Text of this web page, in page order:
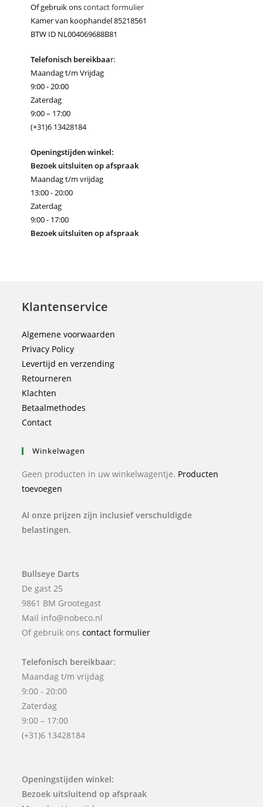
Of gebruik onscontact formulier
Kamer van koophandel 85218561
BTW ID NL004069688B81
Telefonisch bereikbaar:
Maandag t/m Vrijdag
9:00 - 20:00
Zaterdag
9:00 – 17:00
(+31)6 13428184
Openingstijden winkel:
Bezoek uitsluiten op afspraak
Maandag t/m vrijdag
13:00 - 20:00
Zaterdag
9:00 - 17:00
Bezoek uitsluiten op afspraak
Klantenservice
Algemene voorwaarden
Privacy Policy
Levertijd en verzending
Retourneren
Klachten
Betaalmethodes
Contact
Winkelwagen
Geen producten in uw winkelwagentje. Producten
toevoegen
Al onze prijzen zijn inclusief verschuldigde
belastingen.
Bullseye Darts
De gast 25
9861 BM Grootegast
Mail info@nobeco.nl
Of gebruik onscontact formulier
Telefonisch bereikbaar:
Maandag t/m vrijdag
9:00 - 20:00
Zaterdag
9:00 – 17:00
(+31)6 13428184
Openingstijden winkel:
Bezoek uitsluitend op afspraak